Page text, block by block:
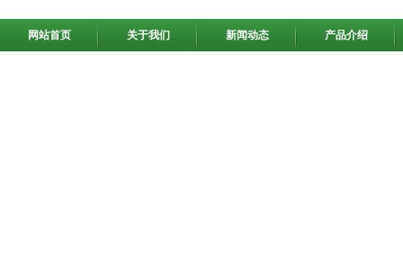
网站首页 关于我们 新闻动态 产品介绍